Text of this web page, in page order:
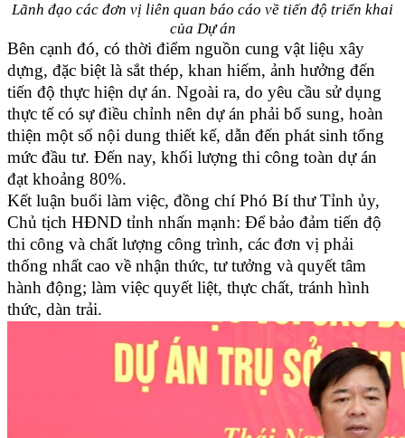
Lãnh đạo các đơn vị liên quan báo cáo về tiến độ triển khai
của Dự án
Bên cạnh đó, có thời điểm nguồn cung vật liệu xây
dựng, đặc biệt là sắt thép, khan hiếm, ảnh hưởng đến
tiến độ thực hiện dự án. Ngoài ra, do yêu cầu sử dụng
thực tế có sự điều chỉnh nên dự án phải bổ sung, hoàn
thiện một số nội dung thiết kế, dẫn đến phát sinh tổng
mức đầu tư. Đến nay, khối lượng thi công toàn dự án
đạt khoảng 80%.
Kết luận buổi làm việc, đồng chí Phó Bí thư Tỉnh ủy,
Chủ tịch HĐND tỉnh nhấn mạnh: Để bảo đảm tiến độ
thi công và chất lượng công trình, các đơn vị phải
thống nhất cao về nhận thức, tư tưởng và quyết tâm
hành động; làm việc quyết liệt, thực chất, tránh hình
thức, dàn trải.